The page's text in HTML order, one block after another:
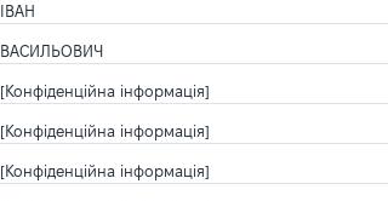
ІВАН
ВАСИЛЬОВИЧ
[Конфіденційна інформація]
[Конфіденційна інформація]
[Конфіденційна інформація]